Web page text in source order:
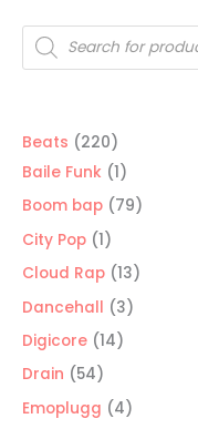
Búsqueda
de
productos
Beats 220220
productos
Baile Funk 11
producto
Boom bap 7979
City Pop 11
producto
Cloud Rap 1313
Dancehall 33
Digicore 1414
Drain 5454
productos
Emoplugg 44